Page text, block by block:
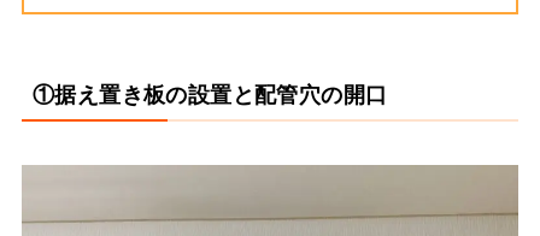
①据え置き板の設置と配管穴の開口